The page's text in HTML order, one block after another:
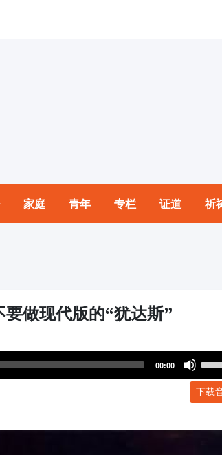
家庭 青年 专栏 证道 祈
做现代版的“犹达斯”
00:00
下载